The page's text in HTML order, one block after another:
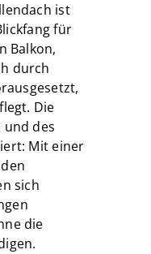
ist
für
Balkon,
durch
Die
und des
Mit einer
sich
die